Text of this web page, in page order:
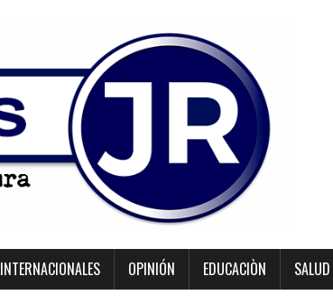
INTERNACIONALES OPINIÓN EDUCACIÒN SALUD